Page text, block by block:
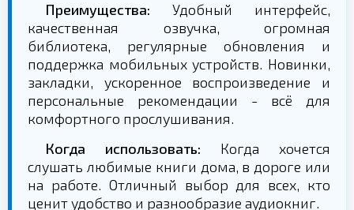
Преимущества: Удобный интерфейс,
качественная озвучка, огромная
библиотека, регулярные обновления и
поддержка мобильных устройств. Новинки,
закладки, ускоренное воспроизведение и
персональные рекомендации - всё для
комфортного прослушивания.
Когда использовать: Когда хочется
слушать любимые книги дома, в дороге или
на работе. Отличный выбор для всех, кто
ценит удобство и разнообразие аудиокниг.